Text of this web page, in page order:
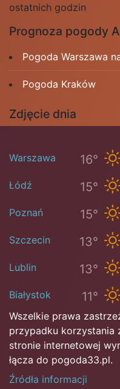
ostatnich godzin
Prognoza pogody
Pogoda Warszawa
Pogoda Kraków
Zdjęcie dnia
Warszawa 16°
Łódź 15°
Poznań 15°
Szczecin 13°
Lublin 13°
Białystok 11°
Wszelkie prawa
przypadku korzystania
stronie internetowej
łącza do pogoda33.pl.
Źródła informacji